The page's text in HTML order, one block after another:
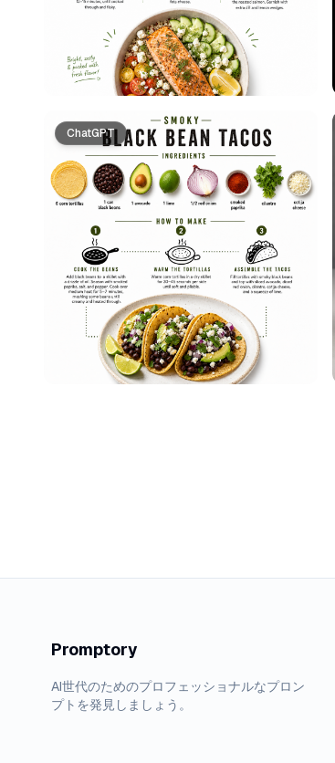
ChatGPT
Promptory
AI世代のためのプロフェッショナルなプロン
プトを発見しましょう。